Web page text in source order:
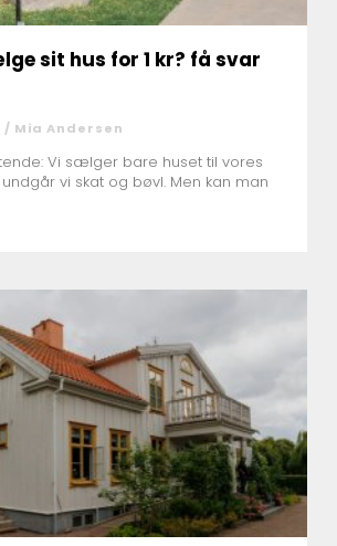
sit hus for 1 kr? få svar
/ Mia Andersen
Vi sælger bare huset til vores
undgår vi skat og bøvl. Men kan man